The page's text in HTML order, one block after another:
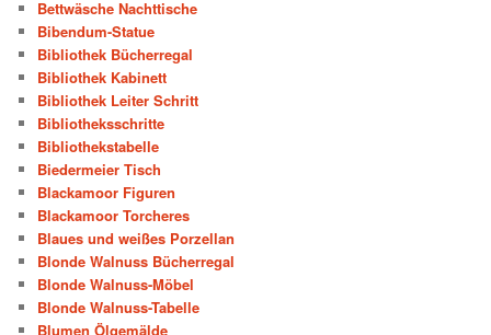
Bettwäsche Nachttische
Bibendum-Statue
Bibliothek Bücherregal
Bibliothek Kabinett
Bibliothek Leiter Schritt
Bibliotheksschritte
Bibliothekstabelle
Biedermeier Tisch
Blackamoor Figuren
Blackamoor Torcheres
Blaues und weißes Porzellan
Blonde Walnuss Bücherregal
Blonde Walnuss-Möbel
Blonde Walnuss-Tabelle
Blumen Ölgemälde